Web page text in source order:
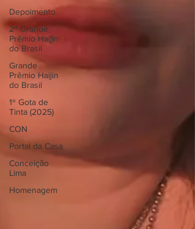
Depoimento
2º Grande
Prêmio Haijin
do Brasil
Grande
Prêmio Haijin
do Brasil
1º Gota de
Tinta (2025)
CON
Portal da Casa
Conceição
Lima
Homenagem